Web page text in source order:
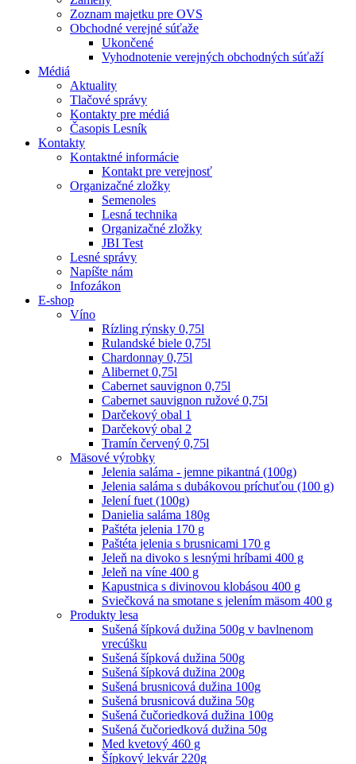
Zoznam majetku pre OVS
Obchodné verejné súťaže
Ukončené
Vyhodnotenie verejných obchodných súťaží
Médiá
Aktuality
Tlačové správy
Kontakty pre médiá
Časopis Lesník
Kontakty
Kontaktné informácie
Kontakt pre verejnosť
Organizačné zložky
Semenoles
Lesná technika
Organizačné zložky
JBI Test
Lesné správy
Napíšte nám
Infozákon
E-shop
Víno
Rízling rýnsky 0,75l
Rulandské biele 0,75l
Chardonnay 0,75l
Alibernet 0,75l
Cabernet sauvignon 0,75l
Cabernet sauvignon ružové 0,75l
Darčekový obal 1
Darčekový obal 2
Tramín červený 0,75l
Mäsové výrobky
Jelenia saláma - jemne pikantná (100g)
Jelenia saláma s dubákovou príchuťou (100 g)
Jelení fuet (100g)
Danielia saláma 180g
Paštéta jelenia 170 g
Paštéta jelenia s brusnicami 170 g
Jeleň na divoko s lesnými hríbami 400 g
Jeleň na víne 400 g
Kapustnica s divinovou klobásou 400 g
Sviečková na smotane s jelením mäsom 400 g
Produkty lesa
Sušená šípková dužina 500g v bavlnenom
vrecúšku
Sušená šípková dužina 500g
Sušená šípková dužina 200g
Sušená brusnicová dužina 100g
Sušená brusnicová dužina 50g
Sušená čučoriedková dužina 100g
Sušená čučoriedková dužina 50g
Med kvetový 460 g
Šípkový lekvár 220g